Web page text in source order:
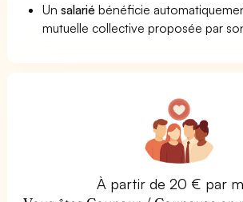
Unsalarié bénéficie
mutuelle collective proposée par
À partir de 20 € par